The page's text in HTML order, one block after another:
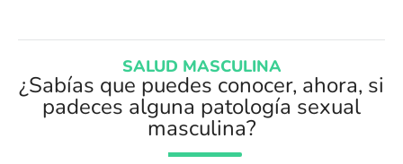
SALUD MASCULINA
¿Sabías que puedes conocer, ahora, si
padeces alguna patología sexual
masculina?